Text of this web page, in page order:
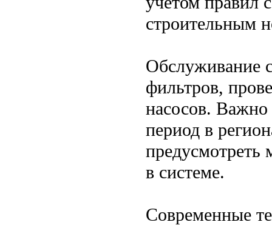
строительным
Обслуживание
фильтров,
насосов.
период в
в системе.
Современные